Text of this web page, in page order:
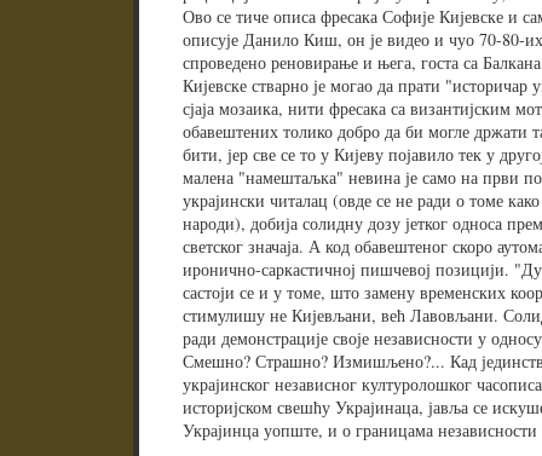
Ово се тиче описа фресака Софије Кијевске и
описује Данило Киш, он је видео и чуо 70-80-
спроведено реновирање и њега, госта са
Кијевске стварно је могао да прати
сјаја мозаика, нити фресака са византијским
обавештених толико добро да би могле држати
бити, јер све се то у Кијеву појавило тек у
малена "намештаљка" невина је само на први
украјински читалац (овде се не ради о томе
народи), добија солидну дозу јетког односа
светског значаја. А код обавештеног скоро
иронично-саркастичној пишчевој позицији.
састоји се и у томе, што замену временских
стимулишу не Кијевљани, већ Лавовљани.
ради демонстрације своје независности у
Смешно? Страшно? Измишљено?... Кад
украјинског независног културолошког
историјском свешћу Украјинаца, јавља се
Украјинца уопште, и о границама